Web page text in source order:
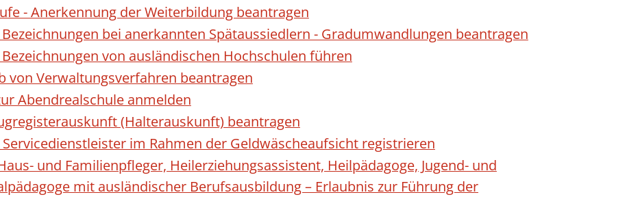
- Anerkennung der Weiterbildung beantragen
bei anerkannten Spätaussiedlern - Gradumwandlungen beantragen
von ausländischen Hochschulen führen
von Verwaltungsverfahren beantragen
Abendrealschule anmelden
(Halterauskunft) beantragen
im Rahmen der Geldwäscheaufsicht registrieren
und Familienpfleger, Heilerziehungsassistent, Heilpädagoge, Jugend- und
mit ausländischer Berufsausbildung – Erlaubnis zur Führung der